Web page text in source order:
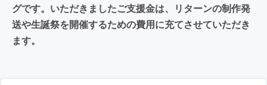
グです。いただきましたご支援金は、リターンの制作発
送や生誕祭を開催するための費用に充てさせていただき
ます。